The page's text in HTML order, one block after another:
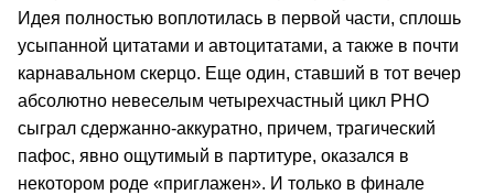
Идея полностью воплотилась в первой части, сплошь
усыпанной цитатами и автоцитатами, а также в почти
карнавальном скерцо. Еще один, ставший в тот вечер
абсолютно невеселым четырехчастный цикл РНО
сыграл сдержанно-аккуратно, причем, трагический
пафос, явно ощутимый в партитуре, оказался в
некотором роде «приглажен». И только в финале